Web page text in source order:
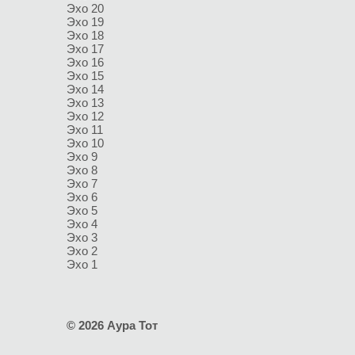
Эхо 20
Эхо 19
Эхо 18
Эхо 17
Эхо 16
Эхо 15
Эхо 14
Эхо 13
Эхо 12
Эхо 11
Эхо 10
Эхо 9
Эхо 8
Эхо 7
Эхо 6
Эхо 5
Эхо 4
Эхо 3
Эхо 2
Эхо 1
© 2026 Аура Тот